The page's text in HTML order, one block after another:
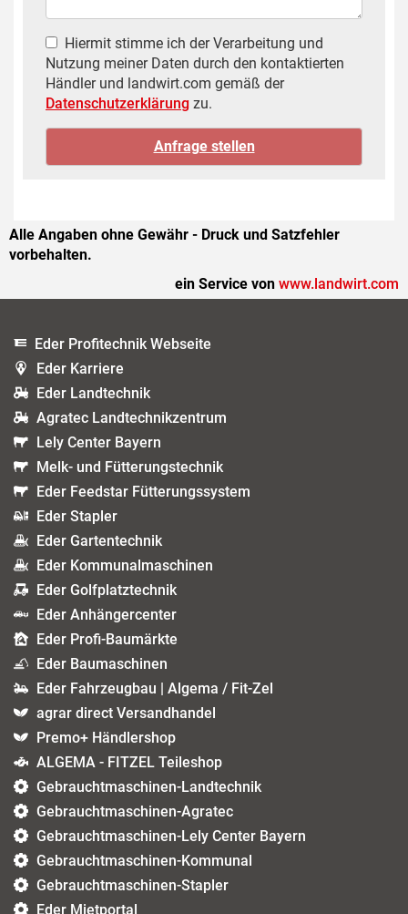
Hiermit stimme ich der Verarbeitung und
Nutzung meiner Daten durch den kontaktierten
Händler und landwirt.com gemäß der
Datenschutzerklärung zu.
Alle Angaben ohne Gewähr - Druck und Satzfehler
vorbehalten.
ein Service von www.landwirt.com
Eder Profitechnik Webseite
Eder Karriere
Eder Landtechnik
Agratec Landtechnikzentrum
Lely Center Bayern
Melk- und Fütterungstechnik
Eder Feedstar Fütterungssystem
Eder Stapler
Eder Gartentechnik
Eder Kommunalmaschinen
Eder Golfplatztechnik
Eder Anhängercenter
Eder Profi-Baumärkte
Eder Baumaschinen
Eder Fahrzeugbau | Algema / Fit-Zel
agrar direct Versandhandel
Premo+ Händlershop
ALGEMA - FITZEL Teileshop
Gebrauchtmaschinen-Landtechnik
Gebrauchtmaschinen-Agratec
Gebrauchtmaschinen-Lely Center Bayern
Gebrauchtmaschinen-Kommunal
Gebrauchtmaschinen-Stapler
Eder Mietportal